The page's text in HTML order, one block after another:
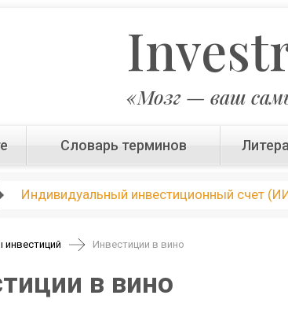
«Мозг — ваш
Словарь терминов
Индивидуальный инвестиционный счет
инвестиций Инвестиции в вино
в вино